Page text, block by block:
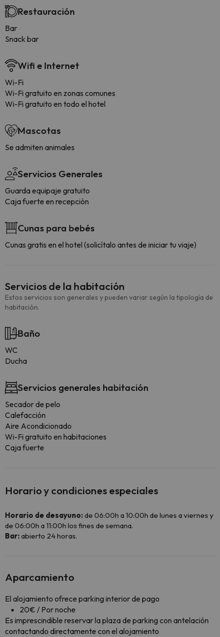
Restauración
Bar
Snack bar
Wifi e Internet
Wi-Fi
Wi-Fi gratuito en zonas comunes
Wi-Fi gratuito en todo el hotel
Mascotas
Se admiten animales
Servicios Generales
Guarda equipaje gratuito
Caja fuerte en recepción
Cunas para bebés
Cunas gratis en el hotel (solicítalo antes de iniciar tu viaje)
Servicios de la habitación
Estos servicios son generales y pueden variar según la tipología de
habitación.
Baño
WC
Ducha
Servicios generales habitación
Secador de pelo
Calefacción
Aire Acondicionado
Wi-Fi gratuito en habitaciones
Caja fuerte
Horario y condiciones especiales
Horario de desayuno:de 06:00h a 10:00h de lunes a viernes y
de 06:00h a 11:00h los fines de semana.
Bar:abierto 24 horas.
Aparcamiento
El alojamiento ofrece parking interior de pago
20€ / Por noche
Es imprescindible reservar la plaza de parking con antelación
contactando directamente con el alojamiento